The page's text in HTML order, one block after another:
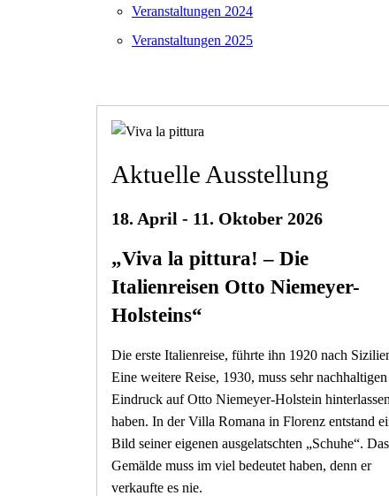
Veranstaltungen 2024
Veranstaltungen 2025
Aktuelle Ausstellung
18. April - 11. Oktober 2026
„Viva la pittura! – Die
Italienreisen Otto Niemeyer-
Holsteins“
Die erste Italienreise, führte ihn 1920 nach
Eine weitere Reise, 1930, muss sehr nachhaltigen
Eindruck auf Otto Niemeyer-Holstein hinterlassen
haben. In der Villa Romana in Florenz entstand
Bild seiner eigenen ausgelatschten „Schuhe“. Das
Gemälde muss im viel bedeutet haben, denn er
verkaufte es nie.